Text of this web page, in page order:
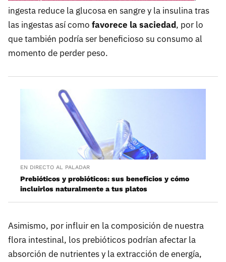
ingesta reduce la glucosa en sangre y la insulina tras
las ingestas así como favorece la saciedad, por lo
que también podría ser beneficioso su consumo al
momento de perder peso.
EN DIRECTO AL PALADAR
Prebióticos y probióticos: sus beneficios y cómo
incluirlos naturalmente a tus platos
Asimismo, por influir en la composición de nuestra
flora intestinal, los prebióticos podrían afectar la
absorción de nutrientes y la extracción de energía,